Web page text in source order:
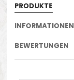
PRODUKTE
INFORMATIONEN
BEWERTUNGEN